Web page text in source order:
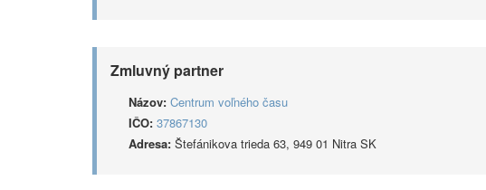
Zmluvný partner
Názov: Centrum voľného času
IČO: 37867130
Adresa: Štefánikova trieda 63, 949 01 Nitra SK